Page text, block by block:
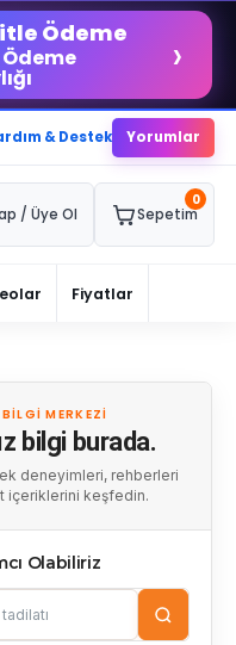
Ödeme ›
& Destek Yorumlar
/ Üye Ol
0
Sepetim
Fiyatlar
MERKEZI
bilgi burada.
deneyimleri, rehberleri
içeriklerini keşfedin.
Olabiliriz